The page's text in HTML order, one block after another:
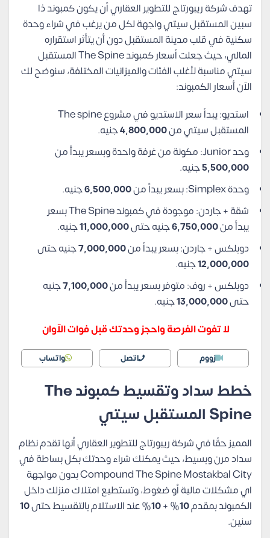
تهدف شركة ريبورتاج للتطوير العقاري أن يكون كمبوند ذا
سبين المستقبل سيتي واجهة لكل من يرغب في شراء وحدة
سكنية في قلب مدينة المستقبل دون أن يتأثر استقراره
المالي، حيث جعلت أسعار كمبوند The Spine المستقبل
سيتي مناسبة لأغلب الفئات والميزانيات المختلفة، سنوضح لك
الآن أسعار الكمبوند:
استديو: يبدأ سعر الاستديو في مشروع The spine
المستقبل سيتي من4,800,000جنيه.
وحد Junior: مكونة من غرفة واحدة وبسعر يبدأ من
5,500,000جنيه.
وحدة Simplex: بسعر يبدأ من
6,500,000جنيه.
شقة + جاردن: موجودة في كمبوند The Spine بسعر
يبدأ من6,750,000جنيه حتى11,000,000جنيه.
دوبلكس + جاردن: بسعر يبدأ من7,000,000جنيه حتى
12,000,000جنيه.
دوبلكس + روف: متوفر بسعر يبدأ من7,100,000جنيه
حتى13,000,000جنيه.
لا تفوت الفرصة واحجز وحدتك قبل فوات الآوان
زووم اتصل واتساب
خطط سداد وتقسيط كمبوند The
Spine المستقبل سيتي
المميز حقًا في شركة ريبورتاج للتطوير العقاري أنها تقدم نظام
سداد مرن وبسيط، حيث يمكنك شراء وحدتك بكل بساطة في
Compound The Spine Mostakbal City بدون مواجهة
اي مشكلات مالية أو ضغوط، وتستطيع امتلاك منزلك داخل
الكمبوند بمقدم10
% +
10% عند الاستلام بالتقسيط حتى10
سنين.